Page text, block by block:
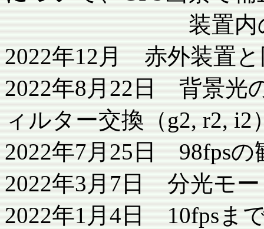
装置内の迷
2022年12月 赤外装置
2022年8月22日 背景光
ィルター交換（g2, r2, i2
2022年7月25日 98fpsの
2022年3月7日 分光モ
2022年1月4日 10fpsま